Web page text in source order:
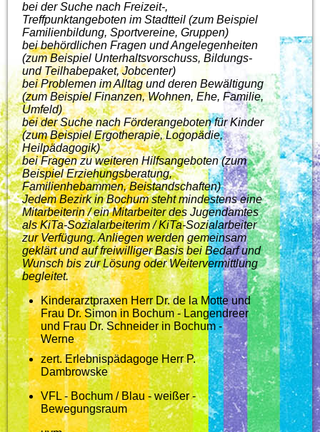
bei der Suche nach Freizeit-,
Treffpunktangeboten im Stadtteil (zum Beispiel
Familienbildung, Sportvereine, Gruppen)
bei behördlichen Fragen und Angelegenheiten
(zum Beispiel Unterhaltsvorschuss, Bildungs-
und Teilhabepaket, Jobcenter)
bei Problemen im Alltag und deren Bewältigung
(zum Beispiel Finanzen, Wohnen, Ehe, Familie,
Umfeld)
bei der Suche nach Förderangeboten für Kinder
(zum Beispiel Ergotherapie, Logopädie,
Heilpädagogik)
bei Fragen zu weiteren Hilfsangeboten (zum
Beispiel Erziehungsberatung,
Familienhebammen, Beistandschaften)
Jedem Bezirk in Bochum steht mindestens eine
Mitarbeiterin / ein Mitarbeiter des Jugendamtes
als KiTa-Sozialarbeiterim / KiTa-Sozialarbeiter
zur Verfügung. Anliegen werden gemeinsam
geklärt und auf freiwilliger Basis bei Bedarf und
Wunsch bis zur Lösung oder Weitervermittlung
begleitet.
KinderarztpraxenHerr Dr. de la Motte und
Frau Dr. Simon in Bochum - Langendreer
und Frau Dr. Schneider in Bochum -
Werne
zert.ErlebnispädagogeHerr P.
Dambrowske
VFL - Bochum / Blau - weißer -
Bewegungsraum